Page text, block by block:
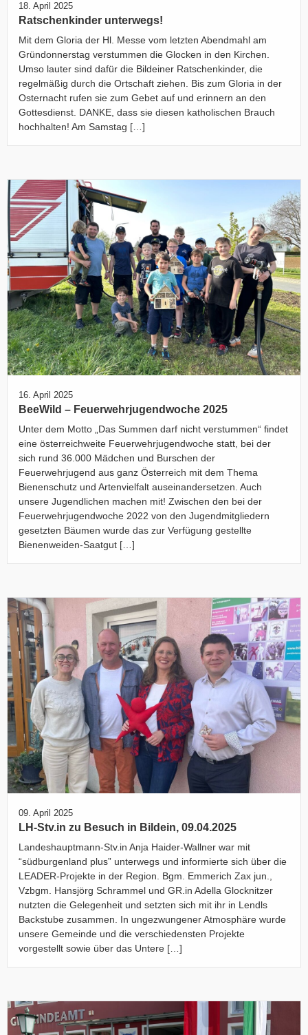
18. April 2025
Ratschenkinder unterwegs!
Mit dem Gloria der Hl. Messe vom letzten Abendmahl am
Gründonnerstag verstummen die Glocken in den Kirchen.
Umso lauter sind dafür die Bildeiner Ratschenkinder, die
regelmäßig durch die Ortschaft ziehen. Bis zum Gloria in der
Osternacht rufen sie zum Gebet auf und erinnern an den
Gottesdienst. DANKE, dass sie diesen katholischen Brauch
hochhalten! Am Samstag […]
16. April 2025
BeeWild – Feuerwehrjugendwoche 2025
Unter dem Motto „Das Summen darf nicht verstummen“ findet
eine österreichweite Feuerwehrjugendwoche statt, bei der
sich rund 36.000 Mädchen und Burschen der
Feuerwehrjugend aus ganz Österreich mit dem Thema
Bienenschutz und Artenvielfalt auseinandersetzen. Auch
unsere Jugendlichen machen mit! Zwischen den bei der
Feuerwehrjugendwoche 2022 von den Jugendmitgliedern
gesetzten Bäumen wurde das zur Verfügung gestellte
Bienenweiden-Saatgut […]
09. April 2025
LH-Stv.in zu Besuch in Bildein, 09.04.2025
Landeshauptmann-Stv.in Anja Haider-Wallner war mit
“südburgenland plus” unterwegs und informierte sich über die
LEADER-Projekte in der Region. Bgm. Emmerich Zax jun.,
Vzbgm. Hansjörg Schrammel und GR.in Adella Glocknitzer
nutzten die Gelegenheit und setzten sich mit ihr in Lendls
Backstube zusammen. In ungezwungener Atmosphäre wurde
unsere Gemeinde und die verschiedensten Projekte
vorgestellt sowie über das Untere […]